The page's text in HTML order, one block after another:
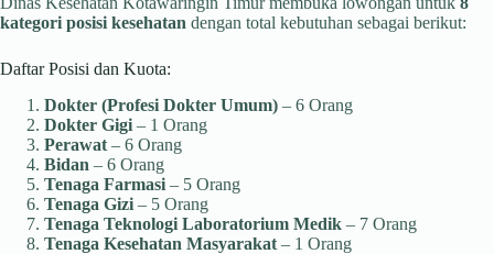
kategori posisi kesehatan dengan total kebutuhan sebagai berikut:
Daftar Posisi dan Kuota:
Dokter (Profesi Dokter Umum) – 6 Orang
Dokter Gigi – 1 Orang
Perawat – 6 Orang
Bidan – 6 Orang
Tenaga Farmasi – 5 Orang
Tenaga Gizi – 5 Orang
Tenaga Teknologi Laboratorium Medik – 7 Orang
Tenaga Kesehatan Masyarakat – 1 Orang